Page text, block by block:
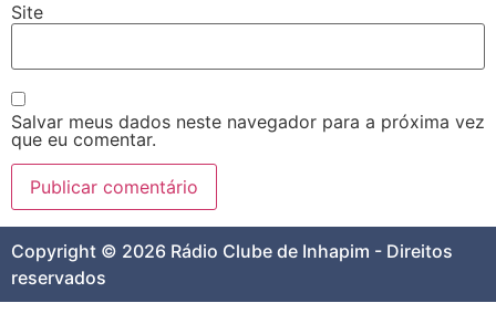
Site
Salvar meus dados neste navegador para a próxima vez
que eu comentar.
Copyright © 2026 Rádio Clube de Inhapim - Direitos
reservados